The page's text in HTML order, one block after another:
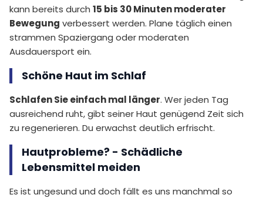
kann bereits durch 15 bis 30 Minuten moderater
Bewegung verbessert werden. Plane täglich einen
strammen Spaziergang oder moderaten
Ausdauersport ein.
Schöne Haut im Schlaf
Schlafen Sie einfach mal länger. Wer jeden Tag
ausreichend ruht, gibt seiner Haut genügend Zeit sich
zu regenerieren. Du erwachst deutlich erfrischt.
Hautprobleme? - Schädliche
Lebensmittel meiden
Es ist ungesund und doch fällt es uns manchmal so